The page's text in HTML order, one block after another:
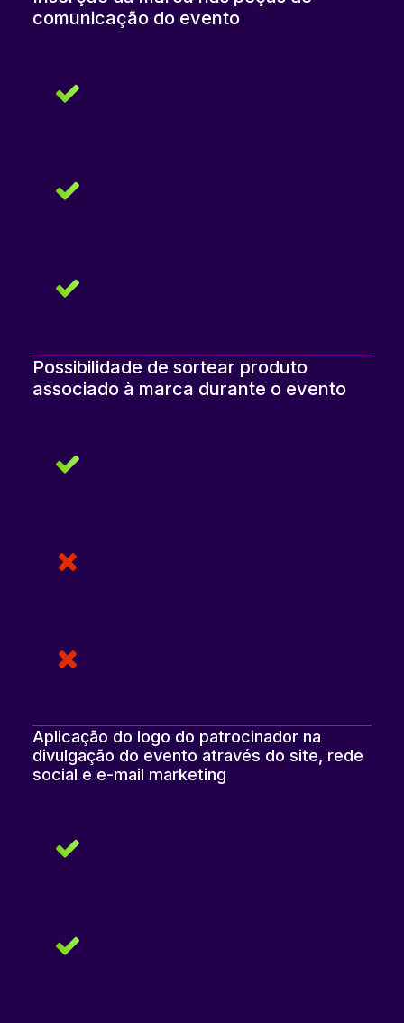
comunicação do evento
Possibilidade de sortear produto
associado à marca durante o evento
Aplicação do logo do patrocinador na
divulgação do evento através do site, rede
social e e-mail marketing